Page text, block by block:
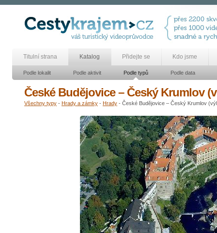
Titulní strana Katalog Přidejte se Kdo jsme
Podle lokalit Podle aktivit Podle typů Podle data
České Budějovice – Český Krumlov
Všechny typy - Hrady a zámky - Hrady - České Budějovice – Český Krumlov